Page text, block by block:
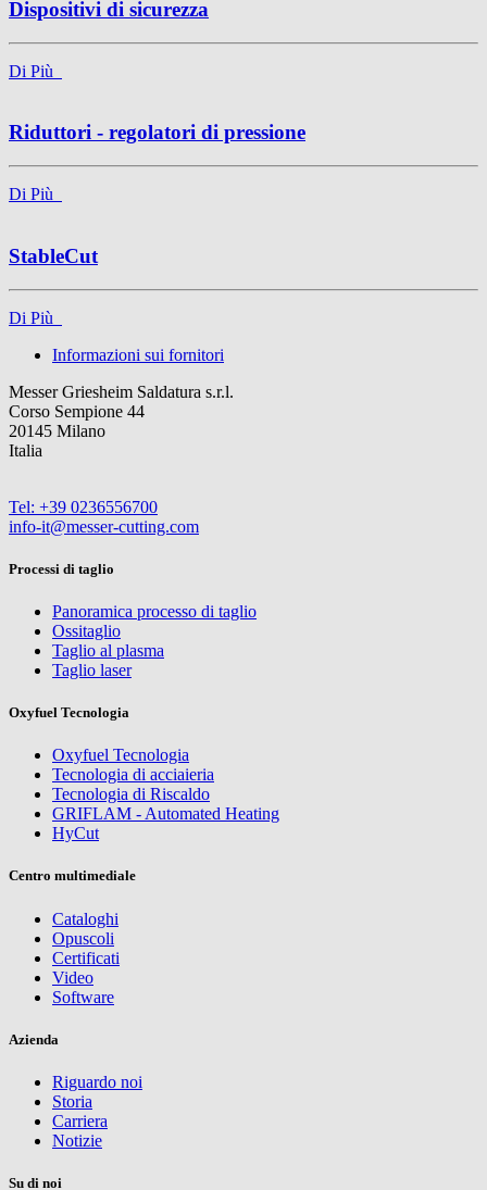
Dispositivi di sicurezza
Di Più
Riduttori - regolatori di pressione
Di Più
StableCut
Di Più
Informazioni sui fornitori
Messer Griesheim Saldatura s.r.l.
Corso Sempione 44
20145 Milano
Italia
Tel: +39 0236556700
info-it@messer-cutting.com
Processi di taglio
Panoramica processo di taglio
Ossitaglio
Taglio al plasma
Taglio laser
Oxyfuel Tecnologia
Oxyfuel Tecnologia
Tecnologia di acciaieria
Tecnologia di Riscaldo
GRIFLAM - Automated Heating
HyCut
Centro multimediale
Cataloghi
Opuscoli
Certificati
Video
Software
Azienda
Riguardo noi
Storia
Carriera
Notizie
Su di noi